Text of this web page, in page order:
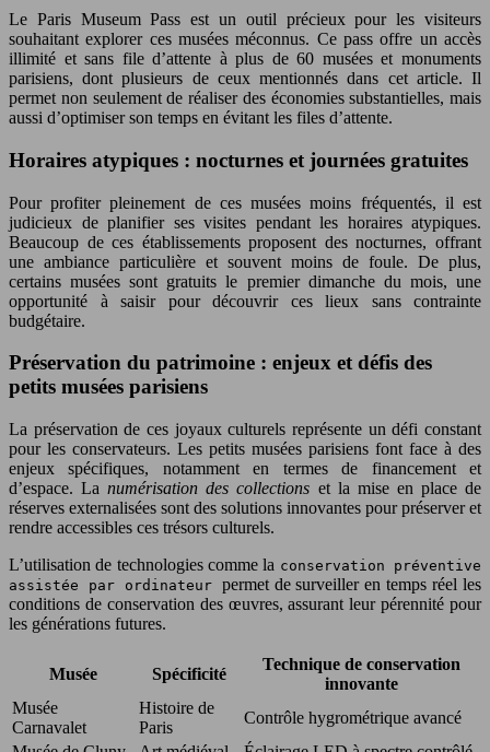
Le Paris Museum Pass est un outil précieux pour les visiteurs
souhaitant explorer ces musées méconnus. Ce pass offre un accès
illimité et sans file d’attente à plus de 60 musées et monuments
parisiens, dont plusieurs de ceux mentionnés dans cet article. Il
permet non seulement de réaliser des économies substantielles, mais
aussi d’optimiser son temps en évitant les files d’attente.
Horaires atypiques : nocturnes et journées gratuites
Pour profiter pleinement de ces musées moins fréquentés, il est
judicieux de planifier ses visites pendant les horaires atypiques.
Beaucoup de ces établissements proposent des nocturnes, offrant
une ambiance particulière et souvent moins de foule. De plus,
certains musées sont gratuits le premier dimanche du mois, une
opportunité à saisir pour découvrir ces lieux sans contrainte
budgétaire.
Préservation du patrimoine : enjeux et défis des
petits musées parisiens
La préservation de ces joyaux culturels représente un défi constant
pour les conservateurs. Les petits musées parisiens font face à des
enjeux spécifiques, notamment en termes de financement et
d’espace. Lanumérisation des collections et la mise en place de
réserves externalisées sont des solutions innovantes pour préserver et
rendre accessibles ces trésors culturels.
L’utilisation de technologies comme la conservation préventive
assistée par ordinateur permet de surveiller en temps réel les
conditions de conservation des œuvres, assurant leur pérennité pour
les générations futures.
Musée Spécificité
Technique de conservation
innovante
Musée
Carnavalet
Histoire de
Paris
Contrôle hygrométrique avancé